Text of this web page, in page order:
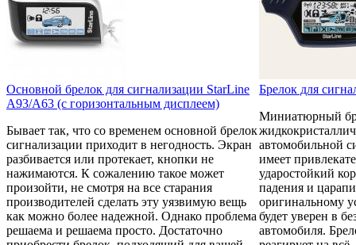
Основной брелок для сигнализации StarLine
А93/A63 (с горизонтальным дисплеем)
Бывает так, что со временем основной брелок
сигнализации приходит в негодность. Экран
разбивается или протекает, кнопки не
нажимаются. К сожалению такое может
произойти, не смотря на все старания
производителей сделать эту уязвимую вещь
как можно более надежной. Однако проблема
решаема и решаема просто. Достаточно
Брелок для
Миниатюрный
автомобильной
имеет
ударостойкий
падения и
оригинальному
будет уверен в
автомобиля.